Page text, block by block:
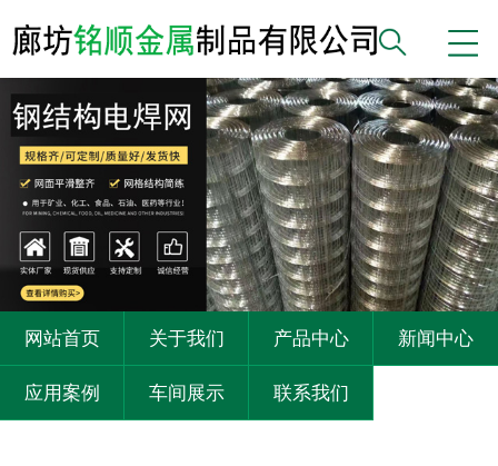
网站首页 关于我们 产品中心 新闻中心
应用案例 车间展示 联系我们